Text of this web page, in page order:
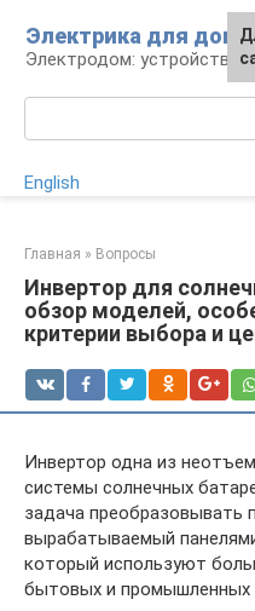
контенту
Электрика для дома
Электродом: устройства,
English
Главная » Вопросы
Инвертор для
обзор моделей,
критерии выбора и
Инвертор одна из
системы солнечных
задача преобразовывать
вырабатываемый
который используют
бытовых и промышленных